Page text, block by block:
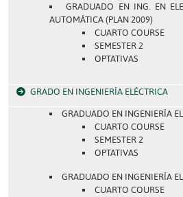
GRADUADO EN ING. EN
AUTOMÁTICA (PLAN 2009)
CUARTO COURSE
SEMESTER 2
OPTATIVAS
GRADO EN INGENIERÍA ELÉCTRICA
GRADUADO EN INGENIERÍA
CUARTO COURSE
SEMESTER 2
OPTATIVAS
GRADUADO EN INGENIERÍA
CUARTO COURSE